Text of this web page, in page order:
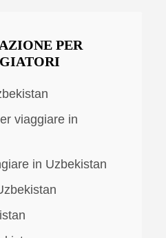
PER
viaggiare in
in Uzbekistan